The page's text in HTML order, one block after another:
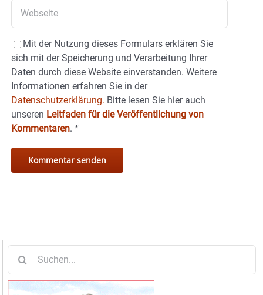
Mit der Nutzung dieses Formulars erklären Sie
sich mit der Speicherung und Verarbeitung Ihrer
Daten durch diese Website einverstanden. Weitere
Informationen erfahren Sie in der
Datenschutzerklärung. Bitte lesen Sie hier auch
unseren Leitfaden für die Veröffentlichung von
Kommentaren. *
nach: